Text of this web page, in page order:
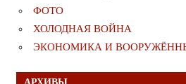
ФОТО
ХОЛОДНАЯ ВОЙНА
ЭКОНОМИКА И